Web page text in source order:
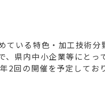
いる特色・加工技術分
県内中小企業等にとっ
2回の開催を予定してお